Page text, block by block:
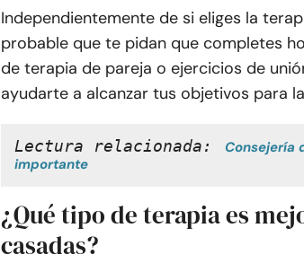
Independientemente de si eliges la
probable que te pidan que completes
de terapia de pareja o ejercicios de
ayudarte a alcanzar tus objetivos para
Lectura relacionada:
Consejería
importante
¿Qué tipo de terapia es
casadas?